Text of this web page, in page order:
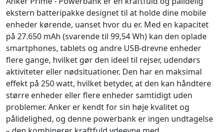
ekstern batteripakke designet til at holde dine mobile
enheder kørende, uanset hvor du er. Med en kapacitet
på 27.650 mAh (svarende til 99,54 Wh) kan den oplade
smartphones, tablets og andre USB-drevne enheder
flere gange, hvilket gør den ideel til rejser, udendørs
aktiviteter eller nødsituationer. Den har en maksimal
effekt på 250 watt, hvilket betyder, at den kan håndtere
større enheder eller flere enheder samtidigt uden
problemer. Anker er kendt for sin høje kvalitet og
pålidelighed, og denne powerbank er ingen undtagelse